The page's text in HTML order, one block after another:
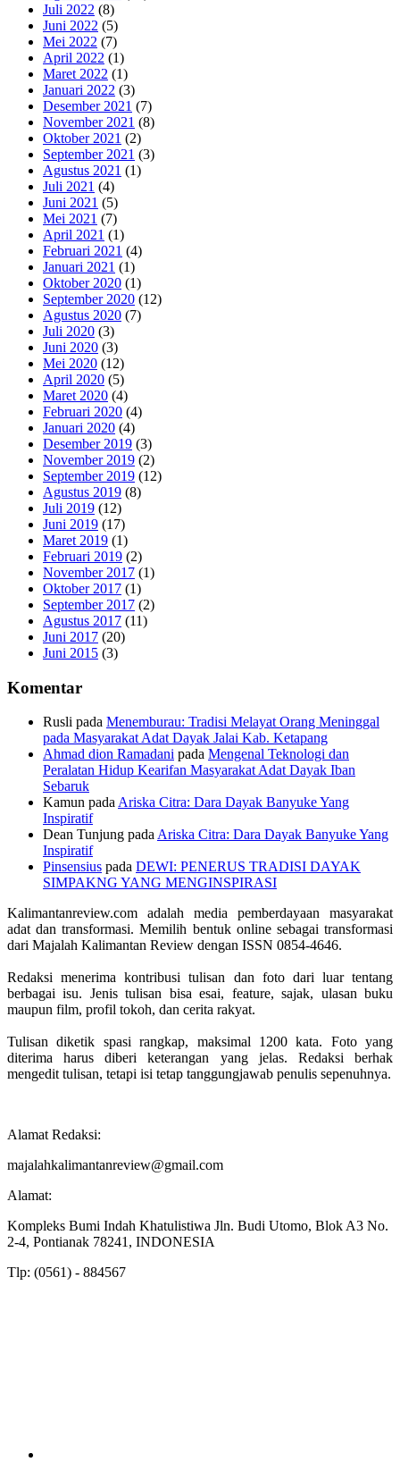
Juli 2022 (8)
Juni 2022 (5)
Mei 2022 (7)
April 2022 (1)
Maret 2022 (1)
Januari 2022 (3)
Desember 2021 (7)
November 2021 (8)
Oktober 2021 (2)
September 2021 (3)
Agustus 2021 (1)
Juli 2021 (4)
Juni 2021 (5)
Mei 2021 (7)
April 2021 (1)
Februari 2021 (4)
Januari 2021 (1)
Oktober 2020 (1)
September 2020 (12)
Agustus 2020 (7)
Juli 2020 (3)
Juni 2020 (3)
Mei 2020 (12)
April 2020 (5)
Maret 2020 (4)
Februari 2020 (4)
Januari 2020 (4)
Desember 2019 (3)
November 2019 (2)
September 2019 (12)
Agustus 2019 (8)
Juli 2019 (12)
Juni 2019 (17)
Maret 2019 (1)
Februari 2019 (2)
November 2017 (1)
Oktober 2017 (1)
September 2017 (2)
Agustus 2017 (11)
Juni 2017 (20)
Juni 2015 (3)
Komentar
Rusli pada Menemburau: Tradisi Melayat Orang Meninggal
pada Masyarakat Adat Dayak Jalai Kab. Ketapang
Ahmad dion Ramadani pada Mengenal Teknologi dan
Peralatan Hidup Kearifan Masyarakat Adat Dayak Iban
Sebaruk
Kamun padaAriska Citra: Dara Dayak Banyuke Yang
Inspiratif
Dean Tunjung padaAriska Citra: Dara Dayak Banyuke Yang
Inspiratif
Pinsensius pada DEWI: PENERUS TRADISI DAYAK
SIMPAKNG YANG MENGINSPIRASI
Kalimantanreview.com adalah media pemberdayaan masyarakat
adat dan transformasi. Memilih bentuk online sebagai transformasi
dari Majalah Kalimantan Review dengan ISSN 0854-4646.
Redaksi menerima kontribusi tulisan dan foto dari luar tentang
berbagai isu. Jenis tulisan bisa esai, feature, sajak, ulasan buku
maupun film, profil tokoh, dan cerita rakyat.
Tulisan diketik spasi rangkap, maksimal 1200 kata. Foto yang
diterima harus diberi keterangan yang jelas. Redaksi berhak
mengedit tulisan, tetapi isi tetap tanggungjawab penulis sepenuhnya.
Alamat Redaksi:
majalahkalimantanreview@gmail.com
Alamat:
Kompleks Bumi Indah Khatulistiwa Jln. Budi Utomo, Blok A3 No.
2-4, Pontianak 78241, INDONESIA
Tlp: (0561) - 884567